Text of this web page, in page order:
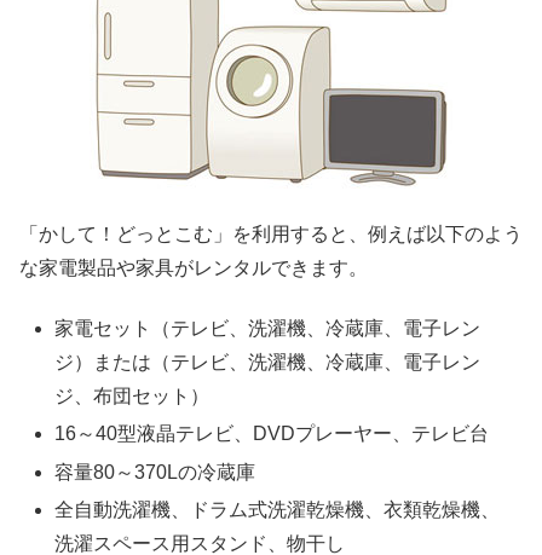
「かして！どっとこむ」を利用すると、例えば以下のよう
な家電製品や家具がレンタルできます。
家電セット（テレビ、洗濯機、冷蔵庫、電子レン
ジ）または（テレビ、洗濯機、冷蔵庫、電子レン
ジ、布団セット）
16～40型液晶テレビ、DVDプレーヤー、テレビ台
容量80～370Lの冷蔵庫
全自動洗濯機、ドラム式洗濯乾燥機、衣類乾燥機、
洗濯スペース用スタンド、物干し